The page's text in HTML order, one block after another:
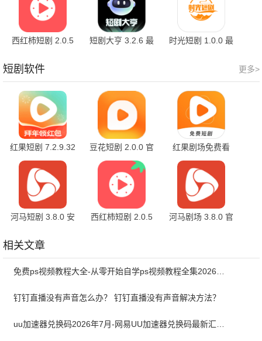
西红柿短剧 2.0.5
短剧大亨 3.2.6 最
时光短剧 1.0.0 最
更多>
短剧软件
红果短剧 7.2.9.32
官方版
豆花短剧 2.0.0 官
方版
红果剧场免费看
7.2.9.32 官方版
河马短剧 3.8.0 安
西红柿短剧 2.0.5
河马剧场 3.8.0 官
相关文章
钉钉直播没有声音怎么办？ 钉钉直播没有声音解决方法？